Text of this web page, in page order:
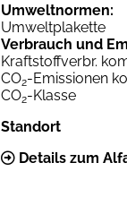
Umweltnormen:
Umweltplakette
Verbrauch und
Kraftstoffverbr.
CO2-Emissionen
CO2-Klasse
Standort
Details zum